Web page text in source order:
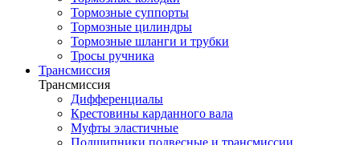
Тормозные суппорты
Тормозные цилиндры
Тормозные шланги и трубки
Тросы ручника
Трансмиссия
Трансмиссия
Дифференциалы
Крестовины карданного вала
Муфты эластичные
Подшипники подвесные и трансмиссии.